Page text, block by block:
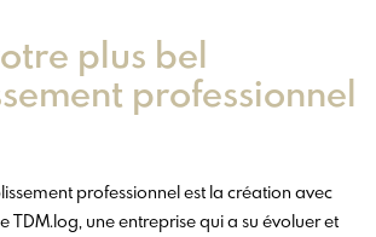
plus bel
professionnel
professionnel est la création avec
TDM.log, une entreprise qui a su évoluer et